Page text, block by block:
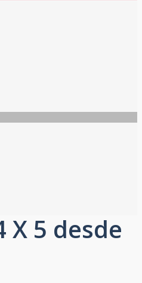
X 5 desde